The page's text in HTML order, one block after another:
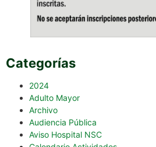
Categorías
2024
Adulto Mayor
Archivo
Audiencia Pública
Aviso Hospital NSC